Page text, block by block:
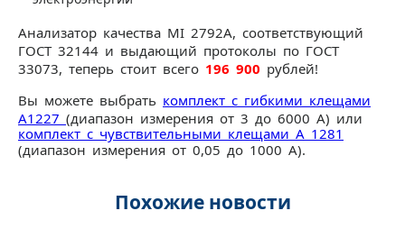
Анализатор качества MI 2792A, соответствующий
ГОСТ 32144 и выдающий протоколы по ГОСТ
33073, теперь стоит всего 196 900 рублей!
Вы можете выбрать комплект с гибкими клещами
А1227 (диапазон измерения от 3 до 6000 А) или
комплект с чувствительными клещами А 1281
(диапазон измерения от 0,05 до 1000 А).
Похожие новости